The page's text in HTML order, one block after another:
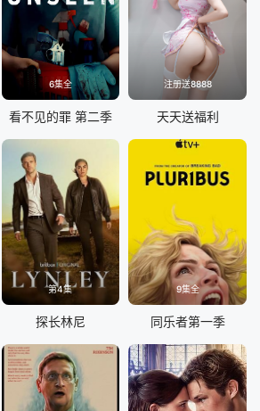
6集全
看不见的罪 第二季
注册送8888
天天送福利
第4集
探长林尼
9集全
同乐者第一季